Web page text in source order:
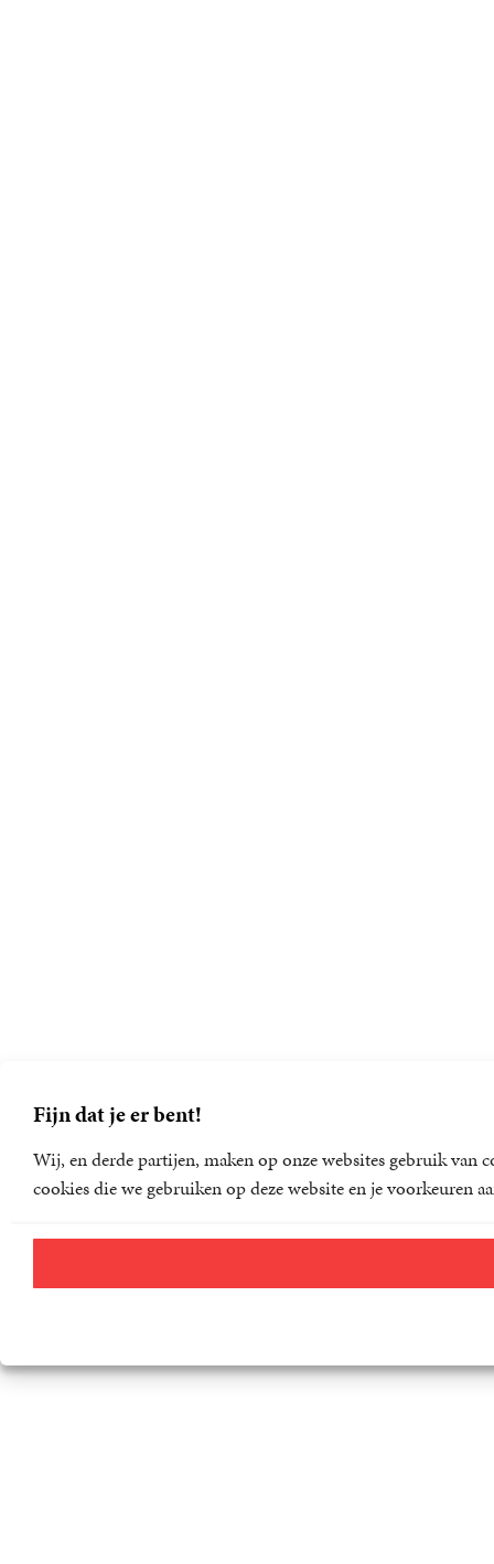
Fijn dat je er bent!
Wij, en derde partijen, maken op onze websites gebruik van
cookies die we gebruiken op deze website en je voorkeuren